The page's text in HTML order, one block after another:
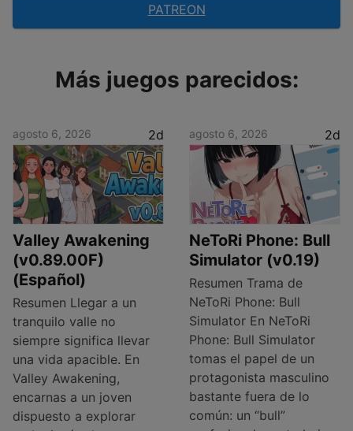
PATREON
Más juegos parecidos:
agosto 6, 2026 2d
Valley Awakening
(v0.89.00F)
(Español)
Resumen Llegar a un
tranquilo valle no
siempre significa llevar
una vida apacible. En
Valley Awakening,
encarnas a un joven
dispuesto a explorar
agosto 6, 2026 2d
NeToRi Phone: Bull
Simulator (v0.19)
Resumen Trama de
NeToRi Phone: Bull
Simulator En NeToRi
Phone: Bull Simulator
tomas el papel de un
protagonista masculino
bastante fuera de lo
común: un “bull”